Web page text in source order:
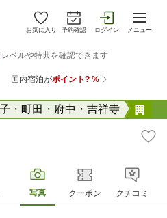
お気に入り 予約確認 ログイン メニュー
・町田・府中・吉祥寺
写真 クーポン クチコミ